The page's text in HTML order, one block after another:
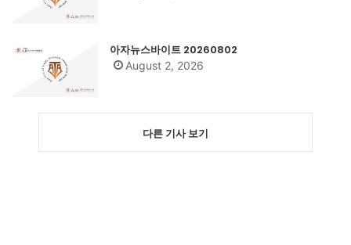
아자뉴스바이트 20260802
August 2, 2026
다른 기사 보기